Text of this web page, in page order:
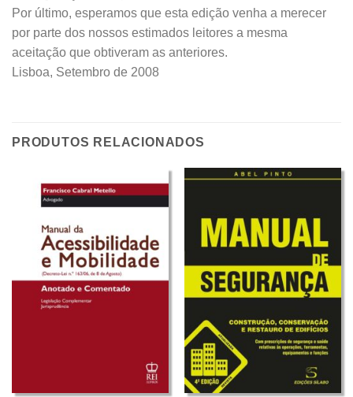
Por último, esperamos que esta edição venha a merecer
por parte dos nossos estimados leitores a mesma
aceitação que obtiveram as anteriores.
Lisboa, Setembro de 2008
PRODUTOS RELACIONADOS